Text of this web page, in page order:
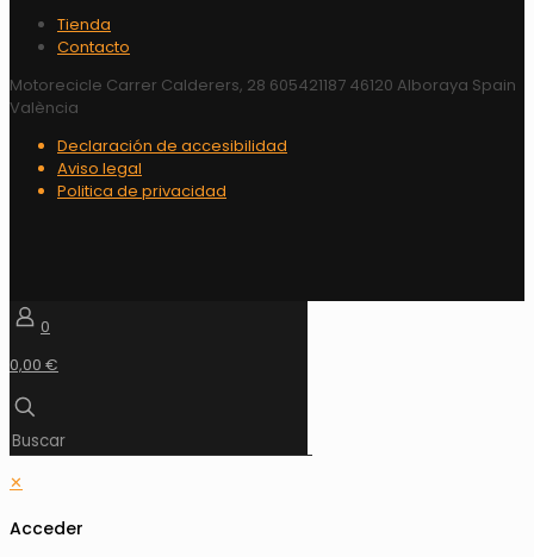
Tienda
Contacto
Motorecicle Carrer Calderers, 28 605421187 46120 Alboraya Spain
València
Declaración de accesibilidad
Aviso legal
Politica de privacidad
0
0,00 €
✕
Acceder